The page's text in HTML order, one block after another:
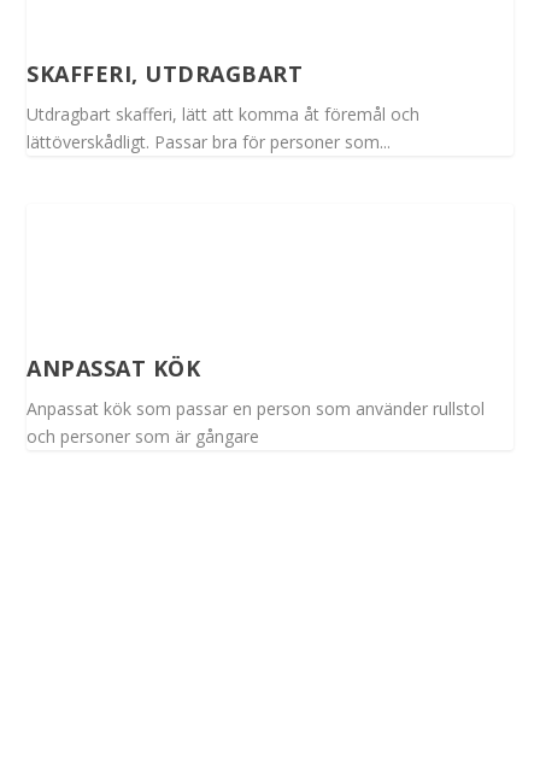
SKAFFERI, UTDRAGBART
Utdragbart skafferi, lätt att komma åt föremål och
lättöverskådligt. Passar bra för personer som...
ANPASSAT KÖK
Anpassat kök som passar en person som använder rullstol
och personer som är gångare